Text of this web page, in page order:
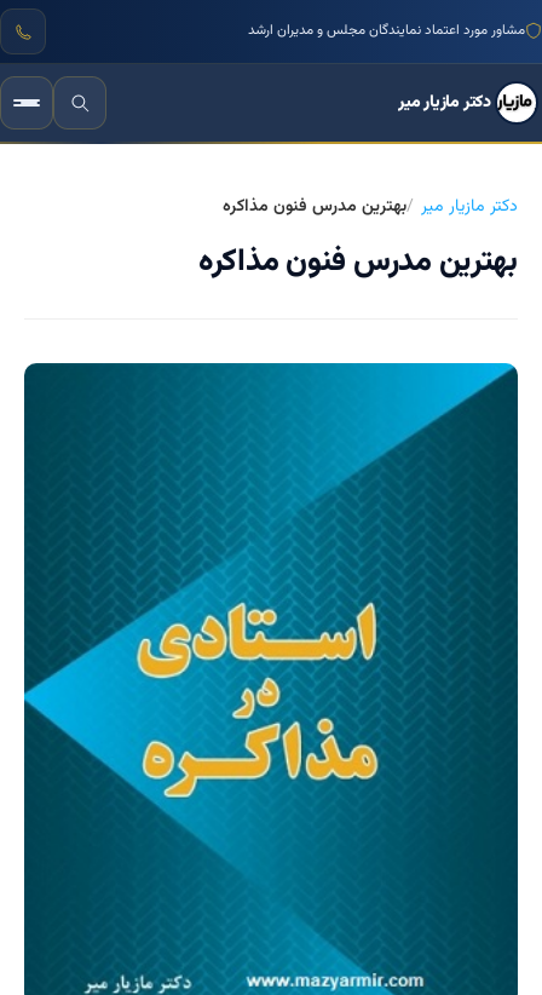
مشاور مورد اعتماد نمایندگان مجلس و مدیران ارشد
دکتر مازیار میر
دکتر مازیار میر بهترین مدرس فنون مذاکره
بهترین مدرس فنون مذاکره